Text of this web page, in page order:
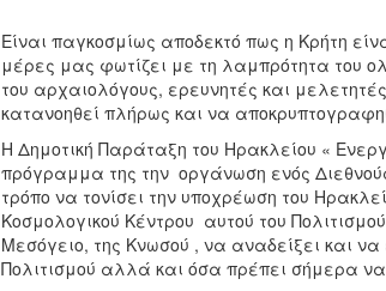
Είναι παγκοσμίως αποδεκτό πως η Κρήτη
μέρες μας φωτίζει με τη λαμπρότητα του
του αρχαιολόγους, ερευνητές και
κατανοηθεί πλήρως και να
Η Δημοτική Παράταξη του Ηρακλείου «
πρόγραμμα της την οργάνωση ενός
τρόπο να τονίσει την υποχρέωση του
Κοσμολογικού Κέντρου αυτού του
Μεσόγειο, της Κνωσού , να αναδείξει και να
Πολιτισμού αλλά και όσα πρέπει σήμερα